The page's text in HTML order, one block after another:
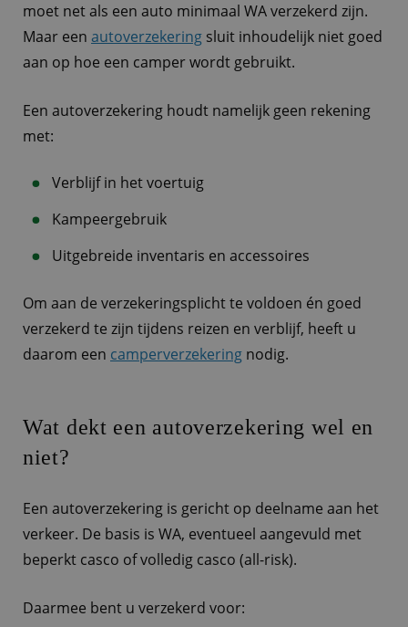
moet net als een auto minimaal WA verzekerd zijn.
Maar een autoverzekering sluit inhoudelijk niet goed
aan op hoe een camper wordt gebruikt.
Een autoverzekering houdt namelijk geen rekening
met:
Verblijf in het voertuig
Kampeergebruik
Uitgebreide inventaris en accessoires
Om aan de verzekeringsplicht te voldoen én goed
verzekerd te zijn tijdens reizen en verblijf, heeft u
daarom een camperverzekering nodig.
Wat dekt een autoverzekering wel en
niet?
Een autoverzekering is gericht op deelname aan het
verkeer. De basis is WA, eventueel aangevuld met
beperkt casco of volledig casco (all-risk).
Daarmee bent u verzekerd voor: